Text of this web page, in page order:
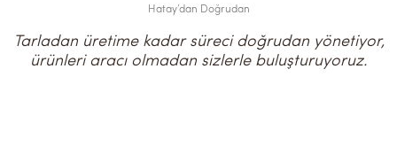
Hatay’dan Doğrudan
Tarladan üretime kadar süreci doğrudan yönetiyor,
ürünleri aracı olmadan sizlerle buluşturuyoruz.